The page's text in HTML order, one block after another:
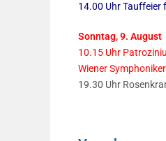
14.00 Uhr Tauffeier
Sonntag, 9. August
10.15 Uhr
Wiener Symphoniker
19.30 Uhr